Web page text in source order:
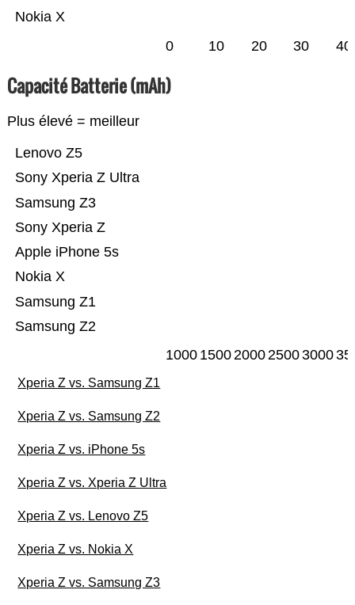
Nokia X
0 10 20 30 40
Capacité Batterie (mAh)
Plus élevé = meilleur
Samsung Z2
Samsung Z1
Nokia X
Apple iPhone 5s
Sony Xperia Z
Samsung Z3
Sony Xperia Z Ultra
Lenovo Z5
1000 1500200025003000
Xperia Z vs. Samsung Z1
Xperia Z vs. Samsung Z2
Xperia Z vs. iPhone 5s
Xperia Z vs. Xperia Z Ultra
Xperia Z vs. Lenovo Z5
Xperia Z vs. Nokia X
Xperia Z vs. Samsung Z3